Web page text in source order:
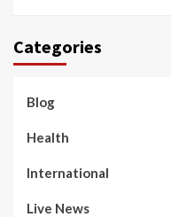
Categories
Blog
Health
International
Live News